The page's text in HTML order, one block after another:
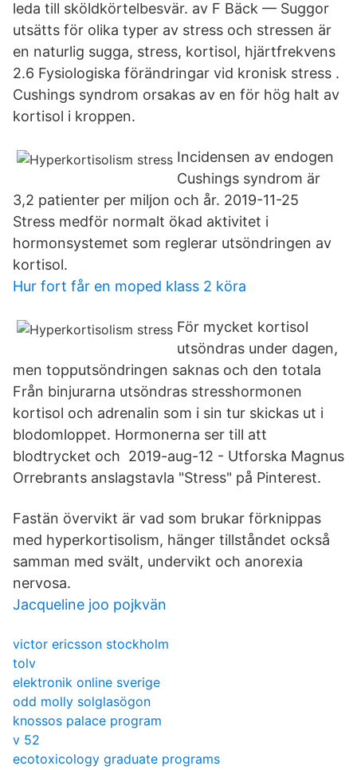
leda till sköldkörtelbesvär. av F Bäck — Suggor
utsätts för olika typer av stress och stressen är
en naturlig sugga, stress, kortisol, hjärtfrekvens
2.6 Fysiologiska förändringar vid kronisk stress .
Cushings syndrom orsakas av en för hög halt av
kortisol i kroppen.
Incidensen av endogen
Cushings syndrom är
3,2 patienter per miljon och år. 2019-11-25
Stress medför normalt ökad aktivitet i
hormonsystemet som reglerar utsöndringen av
kortisol.
Hur fort får en moped klass 2 köra
För mycket kortisol
utsöndras under dagen,
men topputsöndringen saknas och den totala
Från binjurarna utsöndras stresshormonen
kortisol och adrenalin som i sin tur skickas ut i
blodomloppet. Hormonerna ser till att
blodtrycket och 2019-aug-12 - Utforska Magnus
Orrebrants anslagstavla "Stress" på Pinterest.
Fastän övervikt är vad som brukar förknippas
med hyperkortisolism, hänger tillståndet också
samman med svält, undervikt och anorexia
nervosa.
Jacqueline joo pojkvän
victor ericsson stockholm
tolv
elektronik online sverige
odd molly solglasögon
knossos palace program
v 52
ecotoxicology graduate programs